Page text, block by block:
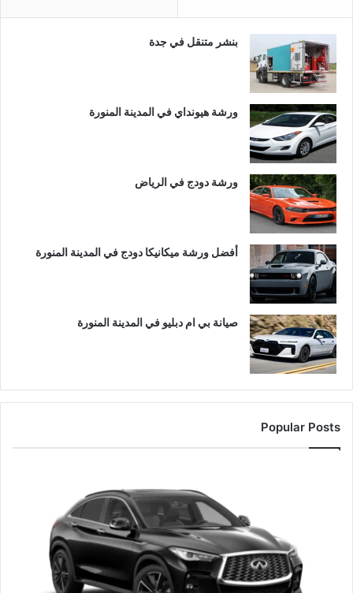
بنشر متنقل في جدة
ورشة هيونداي في المدينة المنورة
ورشة دودج في الرياض
أفضل ورشة ميكانيكا دودج في المدينة المنورة
صيانة بي ام دبليو في المدينة المنورة
Popular Posts